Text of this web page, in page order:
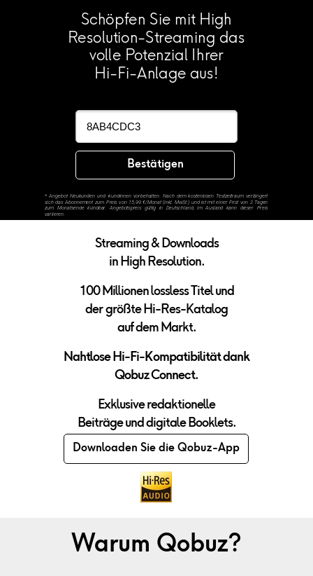
Bestätigen
*Angebot Neukunden und -kundinnen vorbehalten. Nach dem kostenlosen Testzeitraum verlängert
sich das Abonnement zum Preis von 15,99 €/Monat (inkl. MwSt.) und ist mit einer Frist von 2 Tagen
zum Monatsende kündbar. Angebotspreis gültig in Deutschland, im Ausland kann dieser Preis
variieren.
Schöpfen Sie mit High
Resolution-Streaming das
volle Potenzial Ihrer
Hi-Fi-Anlage aus!
Warum Qobuz?
Streaming & Downloads
in High Resolution.
100 Millionen lossless Titel und
der größte Hi-Res-Katalog
auf dem Markt.
Nahtlose Hi-Fi-Kompatibilität dank
Qobuz Connect.
Exklusive redaktionelle
Beiträge und digitale Booklets.
Downloaden Sie die Qobuz-App